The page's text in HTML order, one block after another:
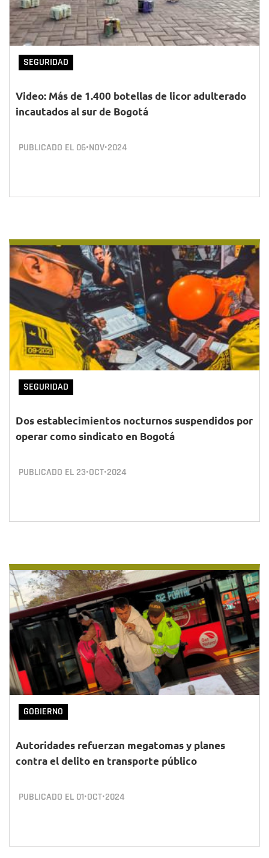
SEGURIDAD
Video: Más de 1.400 botellas de licor adulterado
incautados al sur de Bogotá
PUBLICADO EL 06•NOV•2024
SEGURIDAD
Dos establecimientos nocturnos suspendidos por
operar como sindicato en Bogotá
PUBLICADO EL 23•OCT•2024
GOBIERNO
Autoridades refuerzan megatomas y planes
contra el delito en transporte público
PUBLICADO EL 01•OCT•2024